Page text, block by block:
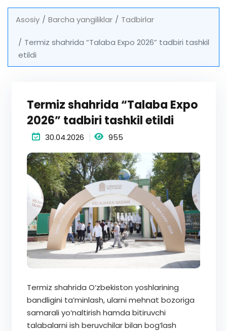
Asosiy Barcha yangiliklar Tadbirlar
Termiz shahrida “Talaba Expo 2026” tadbiri tashkil
etildi
Termiz shahrida “Talaba Expo
2026” tadbiri tashkil etildi
30.04.2026 955
Termiz shahrida O‘zbekiston yoshlarining
bandligini ta’minlash, ularni mehnat bozoriga
samarali yo‘naltirish hamda bitiruvchi
talabalarni ish beruvchilar bilan bog‘lash